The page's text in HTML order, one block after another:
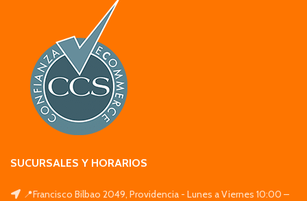
SUCURSALES Y HORARIOS
📍Francisco Bilbao 2049, Providencia - Lunes a Viernes 10:00 –